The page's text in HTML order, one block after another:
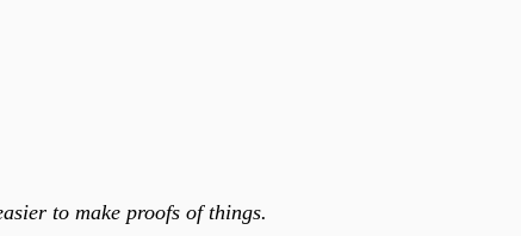
to make proofs of things.